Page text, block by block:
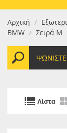
Αρχική /
BMW / Σειρά M
Λίστα